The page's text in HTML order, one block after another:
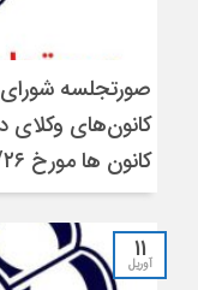
صورتجلسه
کانون‌های وکلای
کانون ها مورخ ۱۴۰۰/۱/۲۶
11
آوریل